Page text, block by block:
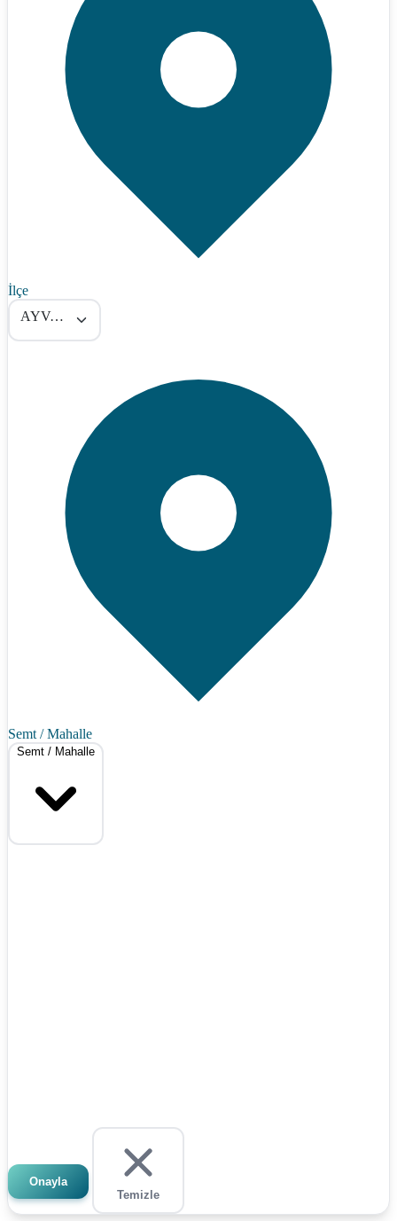
İlçe
AYVALIK
Semt / Mahalle
Semt / Mahalle
Onayla
Temizle